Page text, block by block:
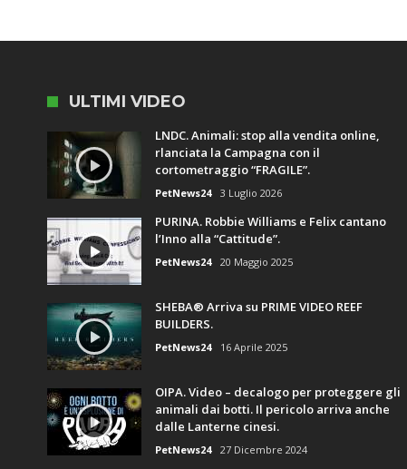
ULTIMI VIDEO
LNDC. Animali: stop alla vendita online,
rlanciata la Campagna con il
cortometraggio “FRAGILE”.
PetNews24 3 Luglio 2026
PURINA. Robbie Williams e Felix cantano
l’Inno alla “Cattitude”.
PetNews24 20 Maggio 2025
SHEBA® Arriva su PRIME VIDEO REEF
BUILDERS.
PetNews24 16 Aprile 2025
OIPA. Video – decalogo per proteggere gli
animali dai botti. Il pericolo arriva anche
dalle Lanterne cinesi.
PetNews24 27 Dicembre 2024